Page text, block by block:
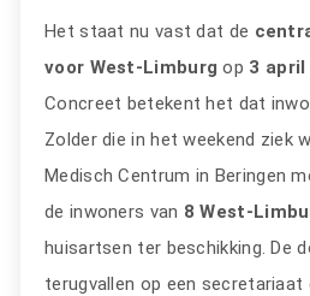
Het staat nu vast dat de
voor West-Limburg op 3 april
Concreet betekent het dat
Zolder die in het weekend ziek
Medisch Centrum in Beringen
de inwoners van 8 West-
huisartsen ter beschikking. De
terugvallen op een secretariaat